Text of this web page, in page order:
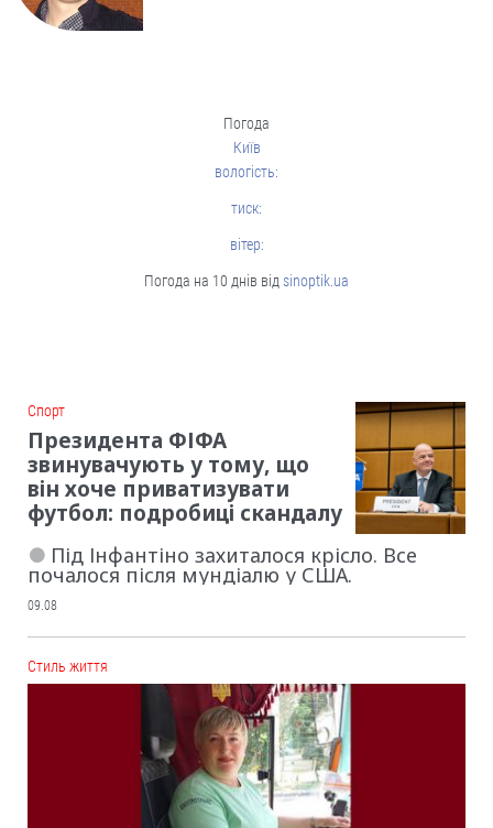
Погода
Київ
вологість:
тиск:
вітер:
Погода на 10 днів від sinoptik.ua
Cпорт
Президента ФІФА
звинувачують у тому, що
він хоче приватизувати
футбол: подробиці скандалу
Під Інфантіно захиталося крісло. Все
почалося після мундіалю у США.
09.08
Cтиль життя